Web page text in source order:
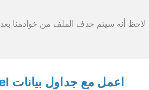
لاحظ أنه سيتم حذف الملف من خوادمنا بعد 24 ساعة وستتوقف روابط التنزيل عن العمل بعد هذه الفترة الزمنية.
اعمل مع جداول بيانات Excel الخاصة بك في تطبيقات مجانية أخرى